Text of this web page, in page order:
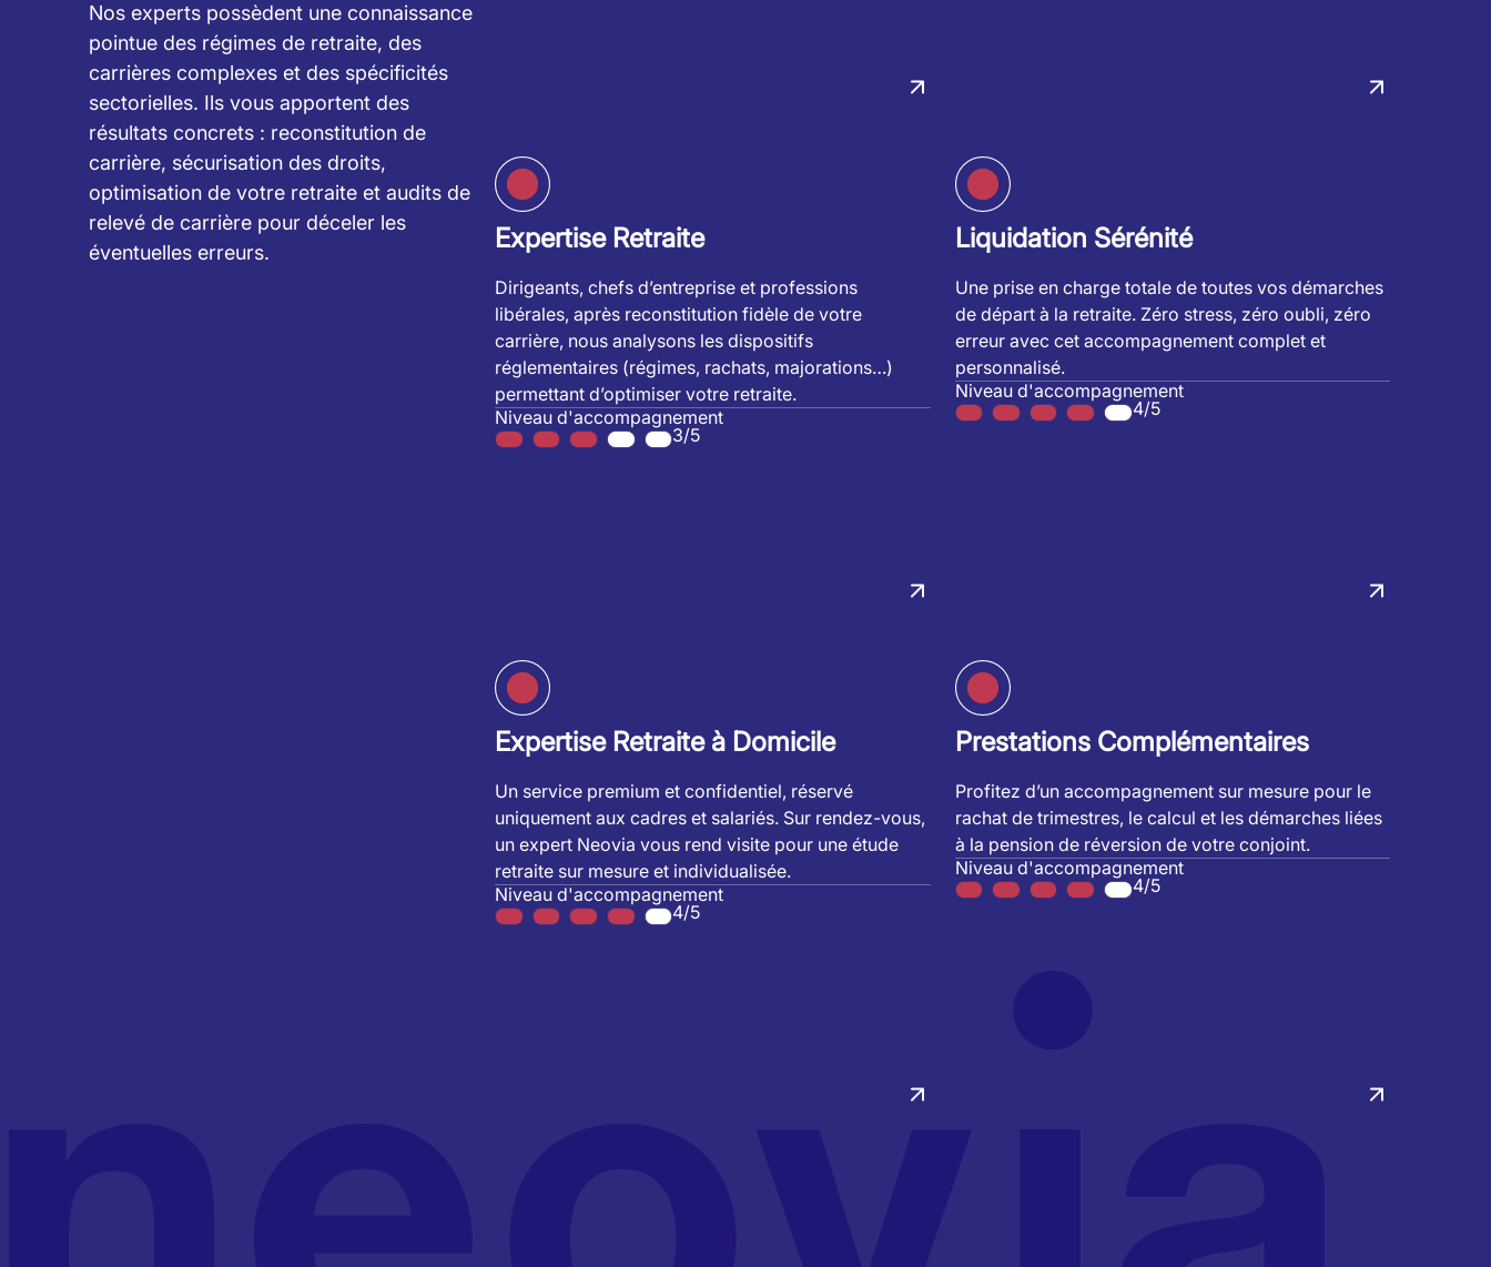
Nos experts possèdent une connaissance
pointue des régimes de retraite, des
carrières complexes et des spécificités
sectorielles. Ils vous apportent des
résultats concrets : reconstitution de
carrière, sécurisation des droits,
optimisation de votre retraite et audits de
relevé de carrière pour déceler les
éventuelles erreurs.
Expertise Retraite
Dirigeants, chefs d’entreprise et professions
libérales, après reconstitution fidèle de votre
carrière, nous analysons les dispositifs
réglementaires (régimes, rachats, majorations…)
permettant d’optimiser votre retraite.
Niveau d'accompagnement
3/5
Expertise Retraite à Domicile
Un service premium et confidentiel, réservé
uniquement aux cadres et salariés. Sur rendez-vous,
un expert Neovia vous rend visite pour une étude
retraite sur mesure et individualisée.
Niveau d'accompagnement
4/5
Liquidation Sérénité
Une prise en charge totale de toutes vos démarches
de départ à la retraite. Zéro stress, zéro oubli, zéro
erreur avec cet accompagnement complet et
personnalisé.
Niveau d'accompagnement
4/5
Prestations Complémentaires
Profitez d’un accompagnement sur mesure pour le
rachat de trimestres, le calcul et les démarches liées
à la pension de réversion de votre conjoint.
Niveau d'accompagnement
4/5